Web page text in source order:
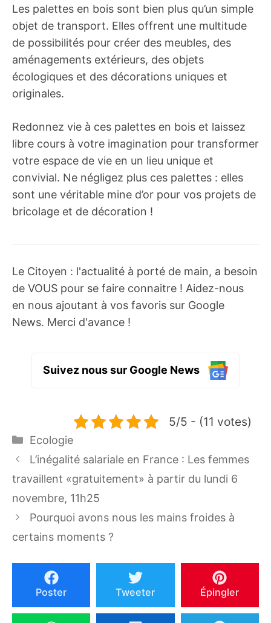
Les palettes en bois sont bien plus qu’un simple
objet de transport. Elles offrent une multitude
de possibilités pour créer des meubles, des
aménagements extérieurs, des objets
écologiques et des décorations uniques et
originales.
Redonnez vie à ces palettes en bois et laissez
libre cours à votre imagination pour transformer
votre espace de vie en un lieu unique et
convivial. Ne négligez plus ces palettes : elles
sont une véritable mine d’or pour vos projets de
bricolage et de décoration !
Le Citoyen : l'actualité à porté de main, a besoin
de VOUS pour se faire connaitre ! Aidez-nous
en nous ajoutant à vos favoris sur Google
News. Merci d'avance !
Suivez nous sur Google News
5/5 - (11 votes)
Catégories
Ecologie
L’inégalité salariale en France : Les femmes
travaillent «gratuitement» à partir du lundi 6
novembre, 11h25
Pourquoi avons nous les mains froides à
certains moments ?
Poster Tweeter Épingler